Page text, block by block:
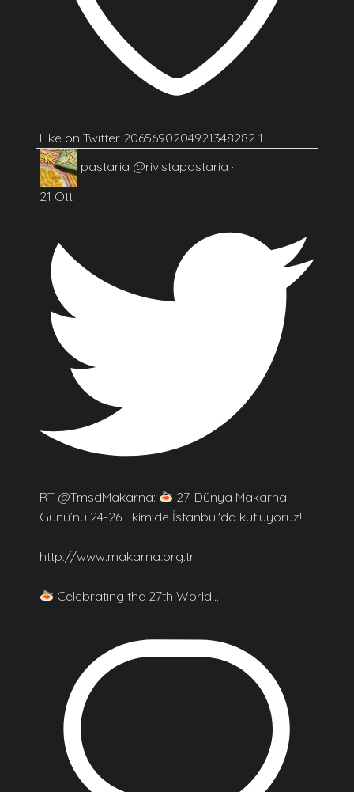
Like on Twitter 2065690204921348282 1
pastaria @rivistapastaria ·
21 Ott
RT @TmsdMakarna:
27. Dünya Makarna
Günü’nü 24-26 Ekim'de İstanbul'da kutluyoruz!
http://www.makarna.org.tr
Celebrating the 27th World…